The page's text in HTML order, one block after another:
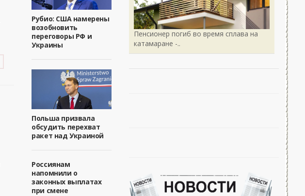
Рубио: США намерены
возобновить
переговоры РФ и
Украины
Польша призвала
обсудить перехват
ракет над Украиной
Россиянам
напомнили о
законных выплатах
при смене
Пенсионер погиб во время сплава на
катамаране -..